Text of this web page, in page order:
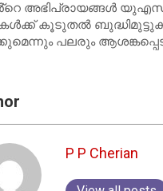
അഭിപ്രായങ്ങൾ
കൂടുതൽ
പലരും
P P Cherian